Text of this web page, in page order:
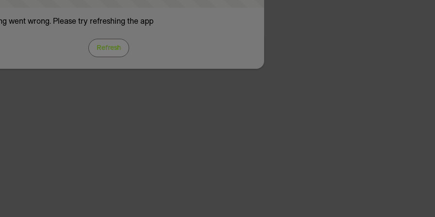
went wrong. Please try refreshing the app
Refresh